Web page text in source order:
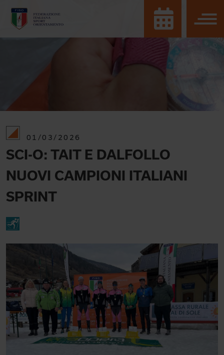
01/03/2026
SCI-O: TAIT E DALFOLLO
NUOVI CAMPIONI ITALIANI
SPRINT